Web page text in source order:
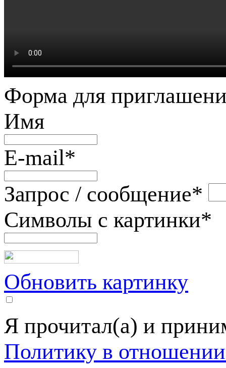
Форма для
Имя
E-mail*
Запрос / сообщение*
Символы с картинки*
Обновить картинку
Я прочитал(а) и
Политику в